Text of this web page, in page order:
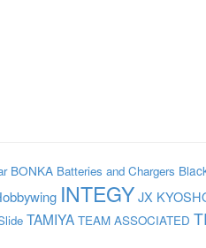
BONKA Batteries and Chargers
INTEGYJX
TAMIYA TEAM ASSOCIATED